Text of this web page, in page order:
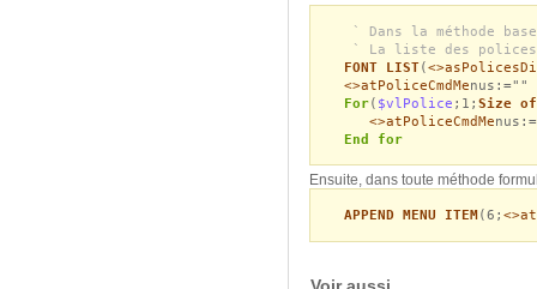
` Dans la méthode
` La liste des
FONT LIST(
<>atPoliceCmdMenus:=""
For( $vlPolice ;1; Size
<>atPoliceCmdMenus:=
End for
Ensuite, dans toute méthode
APPEND MENU ITEM (6;